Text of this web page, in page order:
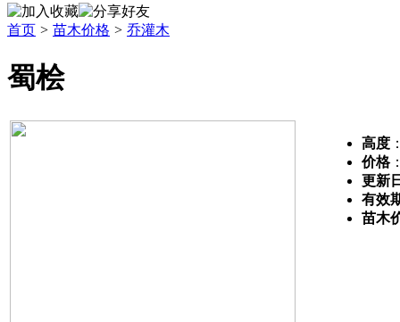
首页 > 苗木价格 > 乔灌木
蜀桧
高度
价格
更新
有效
苗木